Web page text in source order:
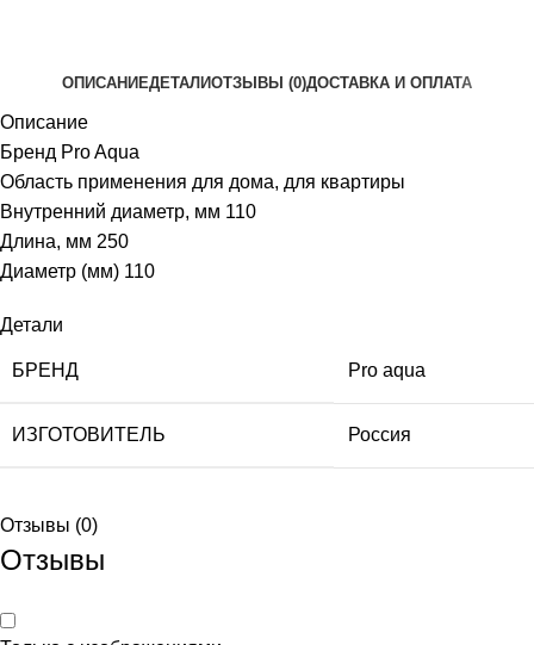
ОПИСАНИЕДЕТАЛИОТЗЫВЫ (0)ДОСТАВКА И ОПЛАТА
Описание
Бренд Pro Aqua
Область применения для дома, для квартиры
Внутренний диаметр, мм 110
Длина, мм 250
Диаметр (мм) 110
Детали
БРЕНД Pro aqua
ИЗГОТОВИТЕЛЬ Россия
Отзывы (0)
Отзывы